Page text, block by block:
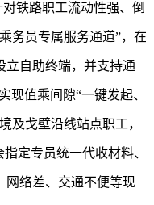
铁路职工流动性强、倒
务员专属服务通道”，在
立自助终端，并支持通
现值乘间隙“一键发起、
及戈壁沿线站点职工，
定专员统一代收材料、
网络差、交通不便等现